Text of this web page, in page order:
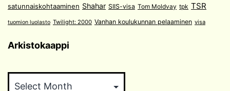
satunnaiskohtaaminen Shahar SIIS-visa Tom Moldvay tpk TSR
tuomion luolasto Twilight: 2000 Vanhan koulukunnan pelaaminen visa
Arkistokaappi